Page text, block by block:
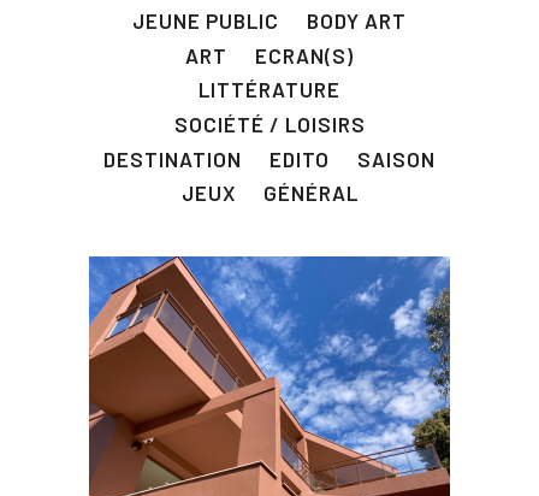
JEUNE PUBLIC
BODY ART
ART
ECRAN(S)
LITTÉRATURE
SOCIÉTÉ / LOISIRS
DESTINATION
EDITO
SAISON
JEUX
GÉNÉRAL